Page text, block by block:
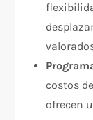
costos
ofrecen